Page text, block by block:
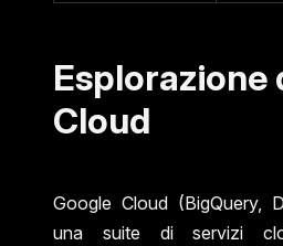
Esplorazione
Cloud
Google Cloud (BigQuery,
una suite di servizi